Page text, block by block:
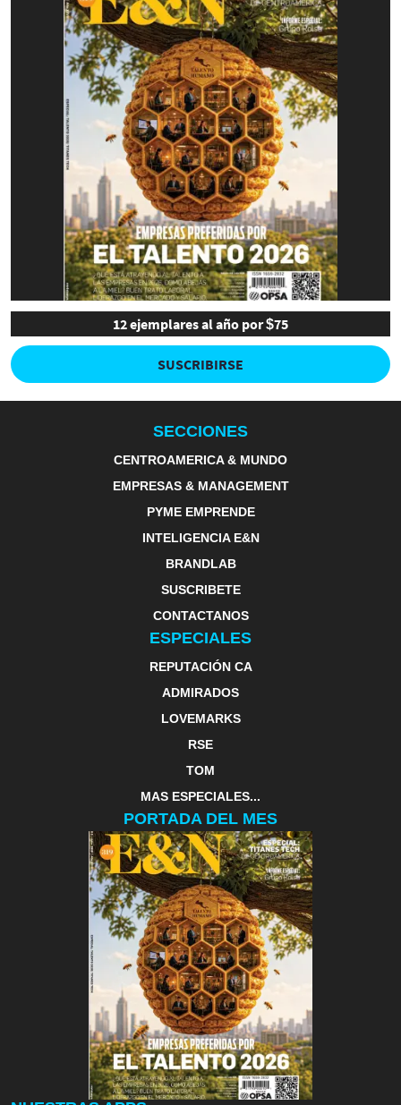
12 ejemplares al año por $75
SUSCRIBIRSE
SECCIONES
CENTROAMERICA & MUNDO
EMPRESAS & MANAGEMENT
PYME EMPRENDE
INTELIGENCIA E&N
BRANDLAB
SUSCRIBETE
CONTACTANOS
ESPECIALES
REPUTACIÓN CA
ADMIRADOS
LOVEMARKS
RSE
TOM
MAS ESPECIALES...
PORTADA DEL MES